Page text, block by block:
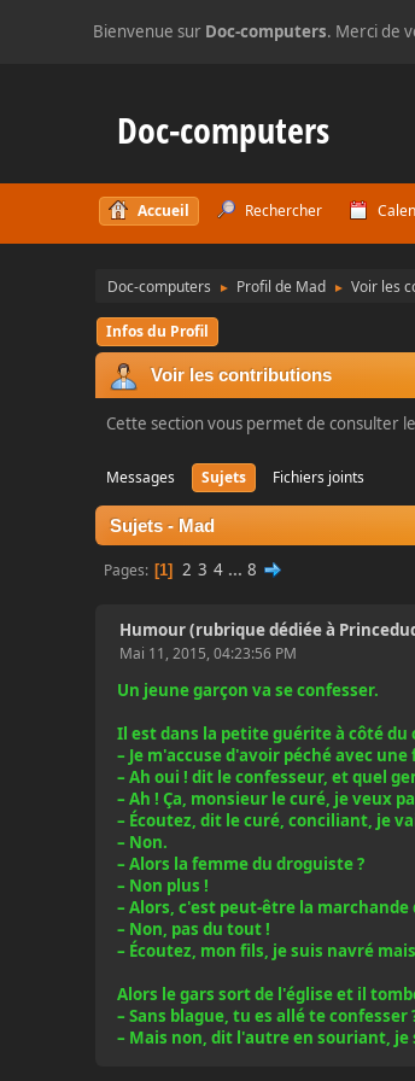
Bienvenue sur Doc-computers. Merci de
Doc-computers
Accueil Rechercher
Doc-computers ► Profil de Mad ► Voir les
Infos du Profil
Voir les contributions
Cette section vous permet de consulter
Messages Sujets Fichiers joints
Sujets - Mad
Pages 1 2 3 4 ... 8
Humour (rubrique dédiée à
Mai 11, 2015, 04:23:56 PM
Un jeune garçon va se confesser.
Il est dans la petite guérite à côté du
– Je m'accuse d'avoir péché avec
– Ah oui ! dit le confesseur, et quel
– Ah ! Ça, monsieur le curé, je veux
– Écoutez, dit le curé, conciliant, je
– Non.
– Alors la femme du droguiste ?
– Non plus !
– Alors, c'est peut-être la
– Non, pas du tout !
– Écoutez, mon fils, je suis navré
Alors le gars sort de l'église et il
– Sans blague, tu es allé te confesser
– Mais non, dit l'autre en souriant,